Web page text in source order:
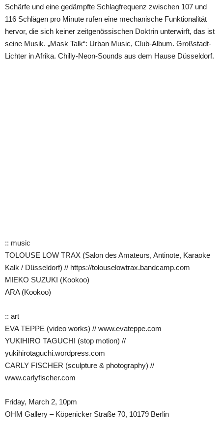
Schärfe und eine gedämpfte Schlagfrequenz zwischen 107 und
116 Schlägen pro Minute rufen eine mechanische Funktionalität
hervor, die sich keiner zeitgenössischen Doktrin unterwirft, das ist
seine Musik. „Mask Talk“: Urban Music, Club-Album. Großstadt-
Lichter in Afrika. Chilly-Neon-Sounds aus dem Hause Düsseldorf.
:: music
TOLOUSE LOW TRAX (Salon des Amateurs, Antinote, Karaoke
Kalk / Düsseldorf) // https://tolouselowtrax.bandcamp.com
MIEKO SUZUKI (Kookoo)
ARA (Kookoo)
:: art
EVA TEPPE (video works) // www.evateppe.com
YUKIHIRO TAGUCHI (stop motion) //
yukihirotaguchi.wordpress.com
CARLY FISCHER (sculpture & photography) //
www.carlyfischer.com
Friday, March 2, 10pm
OHM Gallery – Köpenicker Straße 70, 10179 Berlin